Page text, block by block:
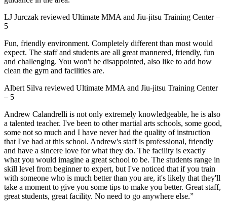
LJ Jurczak reviewed Ultimate MMA and Jiu-jitsu Training Center–
5
Fun, friendly environment. Completely different than most would
expect. The staff and students are all great mannered, friendly, fun
and challenging. You won't be disappointed, also like to add how
clean the gym and facilities are.
Albert Silva reviewed Ultimate MMA and Jiu-jitsu Training Center
– 5
Andrew Calandrelli is not only extremely knowledgeable, he is also
a talented teacher. I've been to other martial arts schools, some good,
some not so much and I have never had the quality of instruction
that I've had at this school. Andrew's staff is professional, friendly
and have a sincere love for what they do. The facility is exactly
what you would imagine a great school to be. The students range in
skill level from beginner to expert, but I've noticed that if you train
with someone who is much better than you are, it's likely that they'll
take a moment to give you some tips to make you better. Great staff,
great students, great facility. No need to go anywhere else.”